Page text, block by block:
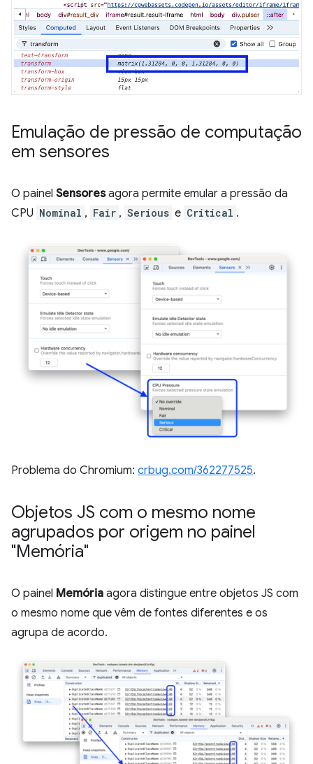
Emulação de pressão de computação
em sensores
O painel Sensoresagora permite emular a pressão da
CPU Nominal , Fair , Serious e Critical .
Problema do Chromium: crbug.com/362277525.
Objetos JS com o mesmo nome
agrupados por origem no painel
"Memória"
O painel Memória agora distingue entre objetos JS com
o mesmo nome que vêm de fontes diferentes e os
agrupa de acordo.